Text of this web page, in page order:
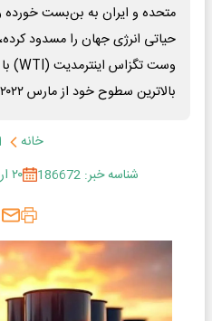
متحده و ایران به بن‌بست خورده
حیاتی انرژی جهان را مسدود
بالاترین سطوح خود از مارس ۲۰۲۲ رسیده است.
خانه
شناسه خبر: 186672
۲۰ اردیبهشت ۱۴۰۵